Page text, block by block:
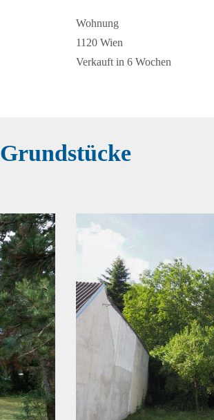
Wohnung
1120 Wien
Verkauft in 6 Wochen
Grundstücke